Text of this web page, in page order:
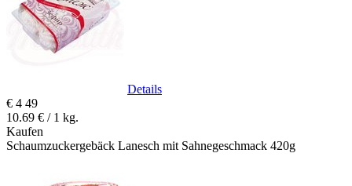
Details
€ 4 49
10.69 € / 1 kg.
Kaufen
Schaumzuckergebäck Lanesch mit Sahnegeschmack 420g